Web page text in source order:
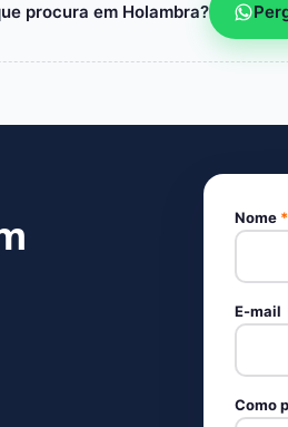
procura em Holambra?
Nome *
E-mail
Como